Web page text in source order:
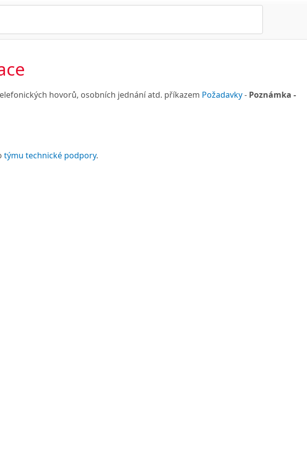
hovorů, osobních jednání atd. příkazem Požadavky- Poznámka -
týmu technické podpory.